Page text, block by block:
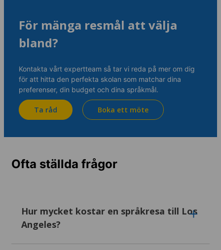
För mänga resmål att välja
bland?
Kontakta vårt expertteam så tar vi reda på mer om dig
för att hitta den perfekta skolan som matchar dina
preferenser, din budget och dina språkmål.
Ta råd Boka ett möte
Ofta ställda frågor
Hur mycket kostar en språkresa till Los
Angeles?